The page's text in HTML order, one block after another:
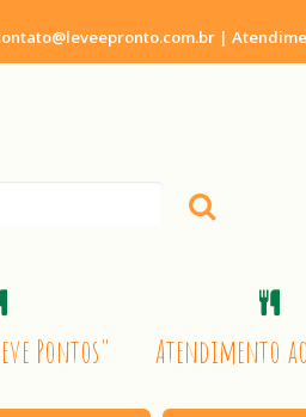
|
Pontos" Atendimento